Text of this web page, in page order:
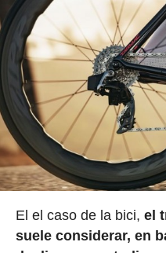
El el caso de la bici, el
suele considerar, en